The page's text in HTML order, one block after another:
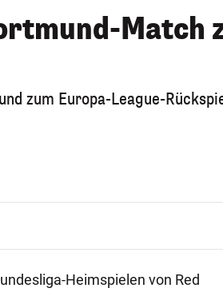
Match
zum Europa-League-
Heimspielen von Red